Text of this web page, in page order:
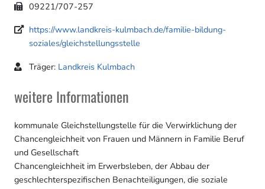
09221/707-257
https://www.landkreis-kulmbach.de/familie-bildung-
soziales/gleichstellungsstelle
Träger: Landkreis Kulmbach
weitere Informationen
kommunale Gleichstellungstelle für die Verwirklichung der
Chancengleichheit von Frauen und Männern in Familie Beruf
und Gesellschaft
Chancengleichheit im Erwerbsleben, der Abbau der
geschlechterspezifischen Benachteiligungen, die soziale